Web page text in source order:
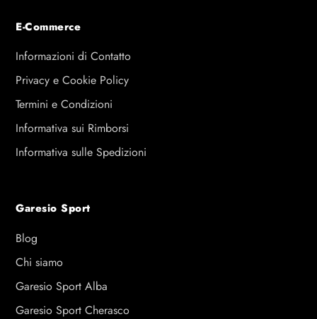
E-Commerce
Informazioni di Contatto
Privacy e Cookie Policy
Termini e Condizioni
Informativa sui Rimborsi
Informativa sulle Spedizioni
Garesio Sport
Blog
Chi siamo
Garesio Sport Alba
Garesio Sport Cherasco